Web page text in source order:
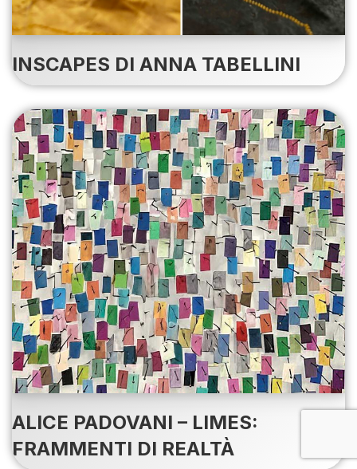
INSCAPES DI ANNA TABELLINI
ALICE PADOVANI – LIMES:
FRAMMENTI DI REALTÀ